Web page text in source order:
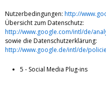
Nutzerbedingungen: http://
Übersicht zum Datenschutz:
http://www.google.com/intl/de/
sowie die Datenschutzerklärung:
http://www.google.de/intl/de/
5 - Social Media Plug-ins